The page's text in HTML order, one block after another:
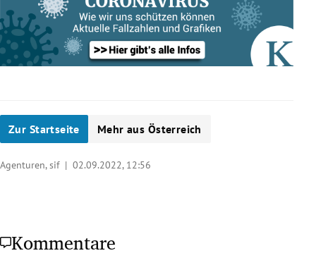
Zur Startseite Mehr aus Österreich
Agenturen, sif | 02.09.2022, 12:56
Kommentare